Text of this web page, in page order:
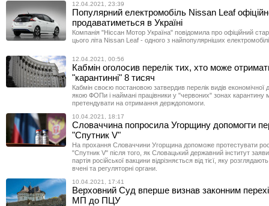
12.04.2021, 23:39
Популярний електромобіль Nissan Leaf
продаватиметься в Україні
Компанія "Ніссан Мотор Україна" повідомила про офіційний
цього літа Nissan Leaf - одного з найпопулярніших
12.04.2021, 00:56
Кабмін оголосив перелік тих, хто може
"карантинні" 8 тисяч
Кабмін своєю постановою затвердив перелік видів економічної
якою ФОПи і наймані працівники у "червоних" зонах карантину
претендувати на отримання держдопомоги.
10.04.2021, 18:17
Словаччина попросила Угорщину допомогти
"Спутник V"
На прохання Словаччини Угорщина допоможе протестувати
"Спутник V" після того, як Словацький державний інститут
партія російської вакцини відрізняється від тієї, яку
вчені та регуляторні органи.
10.04.2021, 17:41
Верховний Суд вперше визнав законним
МП до ПЦУ